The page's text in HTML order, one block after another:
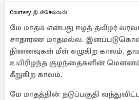
Courtesy: தீபச்செல்வன்
மே மாதம் என்பது ஈழத் தமிழர்
சாதாரண மாதமல்ல.
நினைவுகள் மீள் எழுகிற காலம்.
உயிரிழந்த குழந்தைகளின்
கீறுகிற காலம்.
மே மாதத்தின் நடுப்பகுதி